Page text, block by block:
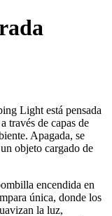
Light está pensada
través de capas de
Apagada, se
objeto cargado de
encendida en
única, donde los
la luz,